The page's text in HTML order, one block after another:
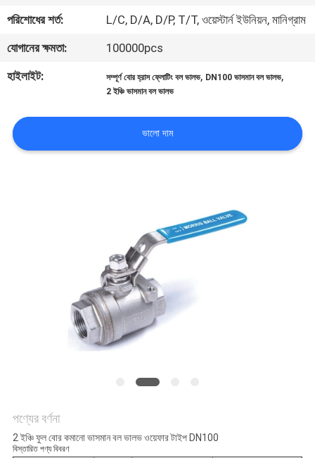
যোগাযোগ
করুন
উদ্ধৃতির
PRIVACY
পরিশোধের শর্ত:
L/C, D/A, D/P, T/T, ওয়েস্টার্ন ইউনিয়ন, মানিগ্রাম
যোগানের ক্ষমতা:
100000pcs
হাইলাইট:
সম্পূর্ণ বোর হ্রাস ফ্লোটিং বল ভালভ, DN100 ভাসমান বল ভালভ,
2 ইঞ্চি ভাসমান বল ভালভ
ভালো দাম
পণ্যের বর্ণনা
2 ইঞ্চি ফুল বোর কমানো ভাসমান বল ভালভ ওয়েফার টাইপ DN100
বিস্তারিত পণ্য বিবরণ